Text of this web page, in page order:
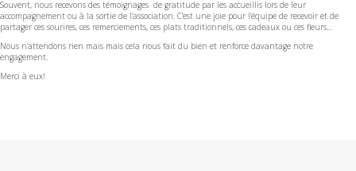
Souvent, nous recevons des témoignages de gratitude par les accueillis lors de leur
accompagnement ou à la sortie de l’association. C’est une joie pour l’équipe de recevoir et de
partager ces sourires, ces remerciements, ces plats traditionnels, ces cadeaux ou ces fleurs…
Nous n’attendons rien mais mais cela nous fait du bien et renforce davantage notre
engagement.
Merci à eux!